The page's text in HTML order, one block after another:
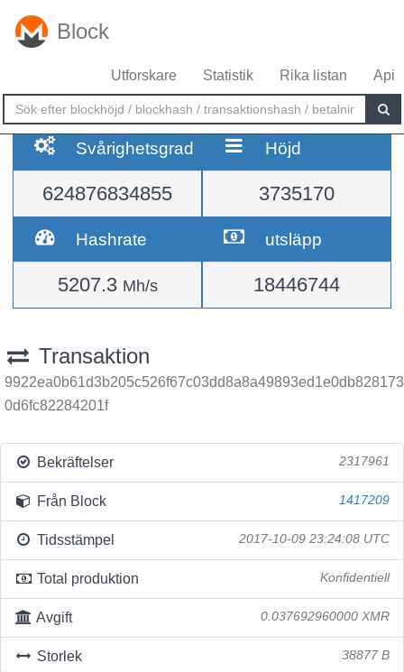
Block
Utforskare Statistik Rika listan Api
Svårighetsgrad
624876834855
Höjd
3735170
Hashrate
5207.3 Mh/s
utsläpp
18446744
Transaktion
9922ea0b61d3b205c526f67c03dd8a8a49893ed1e0db828173
0d6fc82284201f
Bekräftelser 2317961
Från Block 1417209
Tidsstämpel 2017-10-09 23:24:08 UTC
Total produktion Konfidentiell
Avgift 0.037692960000 XMR
Storlek 38877 B